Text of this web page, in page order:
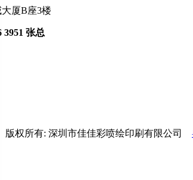
厦B座3楼
张总
版权所有: 深圳市佳佳彩喷绘印刷有限公司